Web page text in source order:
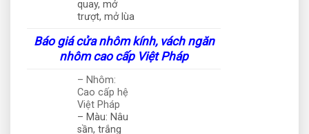
quay, mở
trượt, mở lùa
Báo giá cửa nhôm kính, vách ngăn
nhôm cao cấp Việt Pháp
– Nhôm:
Cao cấp hệ
Việt Pháp
– Màu: Nâu
sần, trắng